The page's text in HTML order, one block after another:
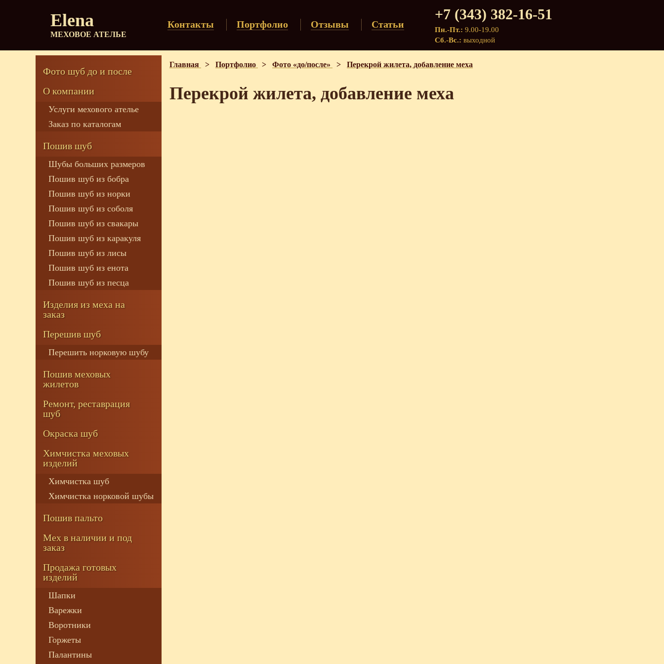
Elena
МЕХОВОЕ АТЕЛЬЕ
+7 (343) 382-16-51
Пн.-Пт.: 9.00-19.00
Сб.-Вс.: выходной
Контакты Портфолио Отзывы Статьи
Фото шуб до и после
О компании
Услуги мехового ателье
Заказ по каталогам
Пошив шуб
Шубы больших размеров
Пошив шуб из бобра
Пошив шуб из норки
Пошив шуб из соболя
Пошив шуб из свакары
Пошив шуб из каракуля
Пошив шуб из лисы
Пошив шуб из енота
Пошив шуб из песца
Изделия из меха на
заказ
Перешив шуб
Перешить норковую шубу
Пошив меховых
жилетов
Ремонт, реставрация
шуб
Окраска шуб
Химчистка меховых
изделий
Химчистка шуб
Химчистка норковой шубы
Пошив пальто
Мех в наличии и под
заказ
Продажа готовых
изделий
Шапки
Варежки
Воротники
Горжеты
Палантины
Главная > Портфолио > Фото «до/после» > Перекрой жилета, добавление меха
Перекрой жилета, добавление меха